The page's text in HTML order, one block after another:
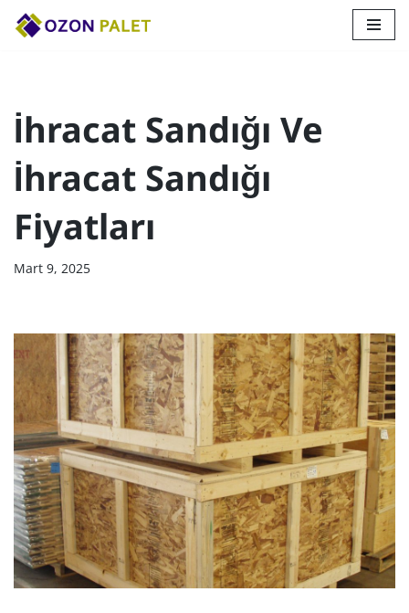
İhracat Sandığı Ve
İhracat Sandığı
Fiyatları
Mart 9, 2025